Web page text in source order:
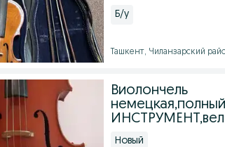
Б/у
Ташкент, Чиланзарский
Виолончель
Новый